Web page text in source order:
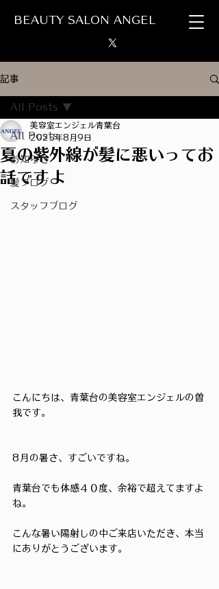
BEAUTY SALON ANGEL
記事
All Posts
お知らせ
髪ブログ
スタッフブログ
All Posts
夏の紫外線が髪に悪いってお
話ですよ
美容室エンジェル青葉台
2025年8月9日
こんにちは、青葉台の美容室エンジェルの曽
我です。
8月の暑さ、すごいですね。
青葉台でも体感４０度、余裕で超えてますよ
ね。
こんな暑い陽射しの中ご来店いただき、本当
にありがとうございます。